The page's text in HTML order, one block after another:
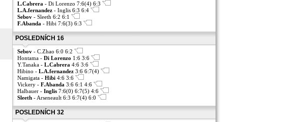
L.Cabrera - Di Lorenzo 7:6(4) 6:3
L.A.fernandez - Inglis 6:3 6:4
Sebov - Sleeth 6:2 6:1
F.Abanda - Hibi 7:6(3) 6:3
POSLEDNÍCH 16
Sebov - C.Zhao 6:0 6:2
Hontama - Di Lorenzo 1:6 3:6
Y.Tanaka - L.Cabrera 4:6 3:6
Hibino - L.A.fernandez 3:6 6:7(4)
Namigata - Hibi 4:6 3:6
Vickery - F.Abanda 3:6 6:1 4:6
Halbauer - Inglis 7:6(0) 6:7(5) 4:6
Sleeth - Arseneault 6:3 6:7(4) 6:0
POSLEDNÍCH 32